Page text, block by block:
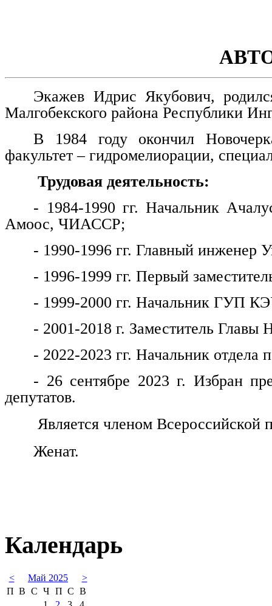
Экажев Идрис Якубович,
Малгобекского района Республики
В 1984 году окончил
факультет – гидромелиорации,
Трудовая деятельность:
- 1984-1990 гг. Начальник
Амоос, ЧИАССР;
- 1990-1996 гг. Главный
- 1996-1999 гг. Первый
- 1999-2000 гг. Начальник ГУП
- 2001-2018 г. Заместитель Главы
- 2022-2023 гг. Начальник
- 26 сентябре 2023 г. Избран
депутатов.
Является членом Всероссийской
Женат.
Календарь
< Май 2025
>
П В С Ч П С В